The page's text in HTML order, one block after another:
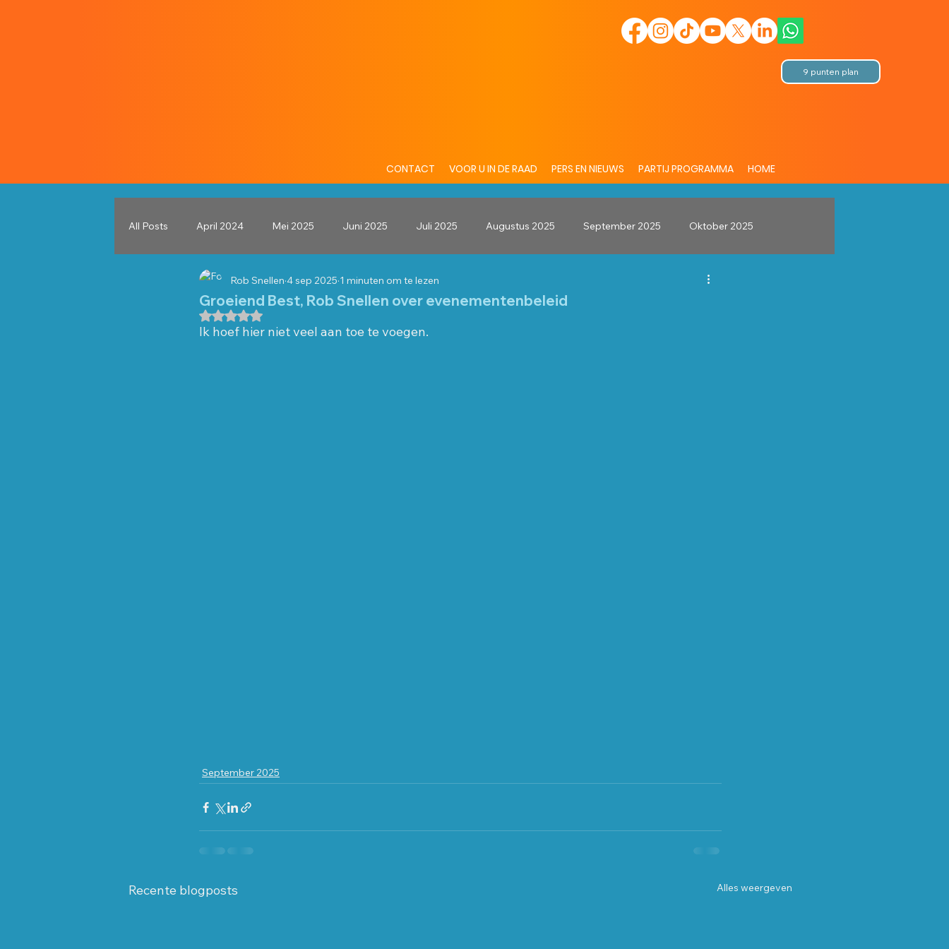
HOME
PARTIJ PROGRAMMA
PERS EN NIEUWS
VOOR U IN DE RAAD
CONTACT
9 punten plan
All Posts April 2024 Mei 2025 Juni 2025 Juli 2025 Augustus 2025 September 2025 Oktober 2025
November 2025 December 2025 Jan 2025 Jan 2026 GroeiendBest
Kandidaten Best-Anders 9 punten plan Leo Bisschops
Groeiend Best, Rob Snellen over evenementenbeleid
Rob Snellen 4 sep 2025 1 minuten om te lezen
Beoordeeld met NaN uit 5 sterren.
Ik hoef hier niet veel aan toe te voegen.
September 2025
Recente blogposts Alles weergeven